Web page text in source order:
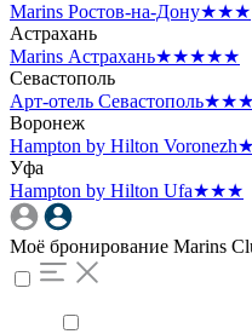
Marins Ростов-на-Дону★★★
Астрахань
Marins Астрахань★★★★★
Севастополь
Арт-отель Севастополь★★★
Воронеж
Hampton by Hilton Voronezh
Уфа
Hampton by Hilton Ufa★★★
Моё бронирование Marins